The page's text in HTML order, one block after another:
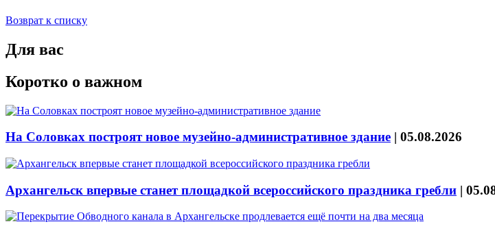
Возврат к списку
Для вас
Коротко о важном
На Соловках построят новое музейно-административное здание | 05.08.2026
Архангельск впервые станет площадкой всероссийского праздника гребли |